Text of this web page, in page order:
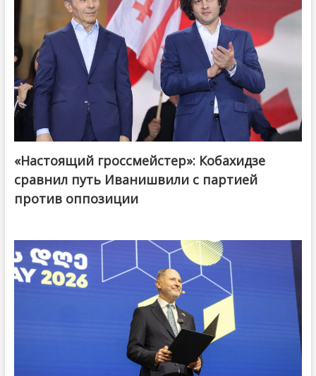
@ქართული ოცნება / Georgian Dream
«Настоящий гроссмейстер»: Кобахидзе
сравнил путь Иванишвили с партией
против оппозиции